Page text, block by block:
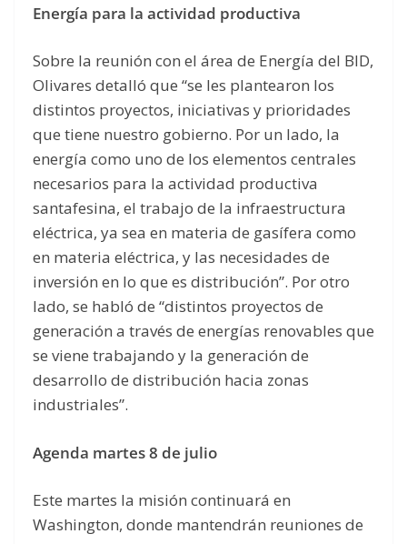
Energía para la actividad productiva
Sobre la reunión con el área de Energía del BID,
Olivares detalló que “se les plantearon los
distintos proyectos, iniciativas y prioridades
que tiene nuestro gobierno. Por un lado, la
energía como uno de los elementos centrales
necesarios para la actividad productiva
santafesina, el trabajo de la infraestructura
eléctrica, ya sea en materia de gasífera como
en materia eléctrica, y las necesidades de
inversión en lo que es distribución”. Por otro
lado, se habló de “distintos proyectos de
generación a través de energías renovables que
se viene trabajando y la generación de
desarrollo de distribución hacia zonas
industriales”.
Agenda martes 8 de julio
Este martes la misión continuará en
Washington, donde mantendrán reuniones de